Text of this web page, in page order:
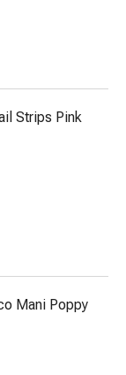
Strips Pink
Mani Poppy